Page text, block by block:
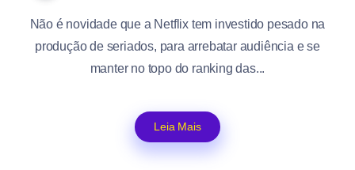
Não é novidade que a Netflix tem investido pesado na
produção de seriados, para arrebatar audiência e se
manter no topo do ranking das...
Leia Mais